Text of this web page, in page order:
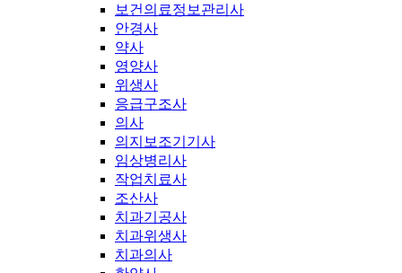
보건의료정보관리사
안경사
약사
영양사
위생사
응급구조사
의사
의지보조기기사
임상병리사
작업치료사
조산사
치과기공사
치과위생사
치과의사